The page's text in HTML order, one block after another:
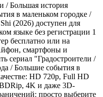
/ Большая история
в маленьком городке /
(2026) доступен для
языке без регистрации 1
бесплатно или на
смартфоны и
сериал "Градостроители /
/ Большие события в
HD 720p, Full HD
4K и даже 3D-
просто выберите